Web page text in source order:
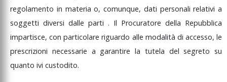
provvedimento che
gli arresti
delle
cautelari estinte
della
di riesame
regolamento in materiao, comunque, dati personalirelativi a
soggetti diversi dalle parti . Il Procuratore della Repubblica
impartisce,conparticolareriguardo alle modalità di accesso, le
prescrizioni necessarie a garantire la tutela delsegreto su
quanto ivi custodito.